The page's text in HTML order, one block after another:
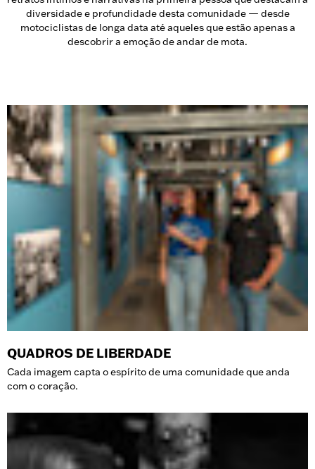
diversidade e profundidade desta comunidade — desde
motociclistas de longa data até aqueles que estão apenas a
descobrir a emoção de andar de mota.
QUADROS DE LIBERDADE
Cada imagem capta o espírito de uma comunidade que anda
com o coração.